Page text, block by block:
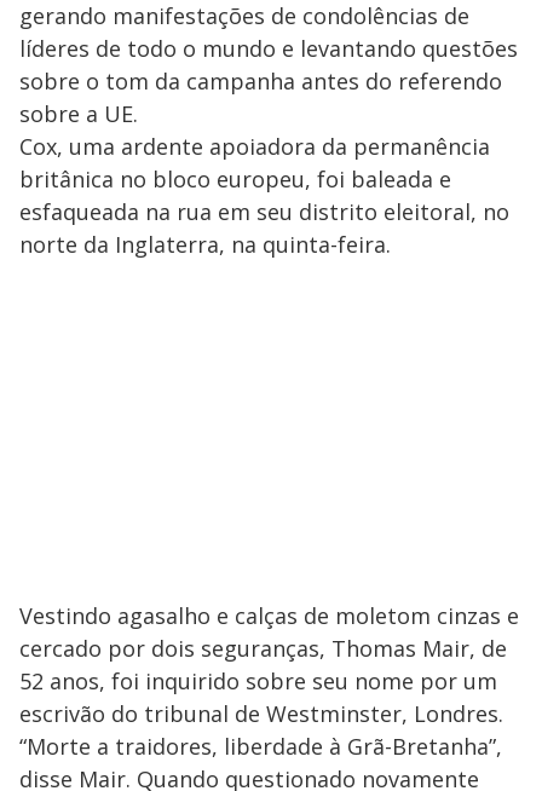
gerando manifestações de condolências de
líderes de todo o mundo e levantando questões
sobre o tom da campanha antes do referendo
sobre a UE.
Cox, uma ardente apoiadora da permanência
britânica no bloco europeu, foi baleada e
esfaqueada na rua em seu distrito eleitoral, no
norte da Inglaterra, na quinta-feira.
Vestindo agasalho e calças de moletom cinzas e
cercado por dois seguranças, Thomas Mair, de
52 anos, foi inquirido sobre seu nome por um
escrivão do tribunal de Westminster, Londres.
“Morte a traidores, liberdade à Grã-Bretanha”,
disse Mair. Quando questionado novamente